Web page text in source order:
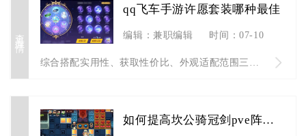
qq飞车手游许愿套装哪种最佳
编辑：兼职编辑 时间：07-10
如何提高坎公骑冠剑pve阵容的输出能力